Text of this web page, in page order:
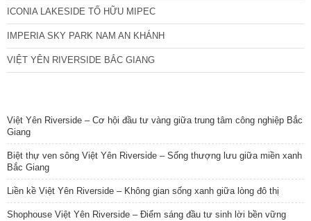
ICONIA LAKESIDE TỐ HỮU MIPEC
IMPERIA SKY PARK NAM AN KHÁNH
VIỆT YÊN RIVERSIDE BẮC GIANG
Việt Yên Riverside – Cơ hội đầu tư vàng giữa trung tâm công nghiệp Bắc
Giang
Biệt thự ven sông Việt Yên Riverside – Sống thượng lưu giữa miền xanh
Bắc Giang
Liền kề Việt Yên Riverside – Không gian sống xanh giữa lòng đô thị
Shophouse Việt Yên Riverside – Điểm sáng đầu tư sinh lời bền vững